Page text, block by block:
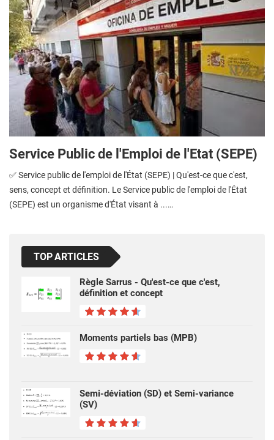
Service Public de l'Emploi de l'Etat (SEPE)
✅ Service public de l'emploi de l'État (SEPE) | Qu'est-ce que c'est,
sens, concept et définition. Le Service public de l'emploi de l'État
(SEPE) est un organisme d'État visant à ...…
TOP ARTICLES
Règle Sarrus - Qu'est-ce que c'est,
définition et concept
Moments partiels bas (MPB)
Semi-déviation (SD) et Semi-variance
(SV)